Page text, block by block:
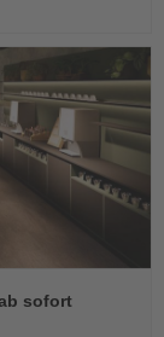
sofort